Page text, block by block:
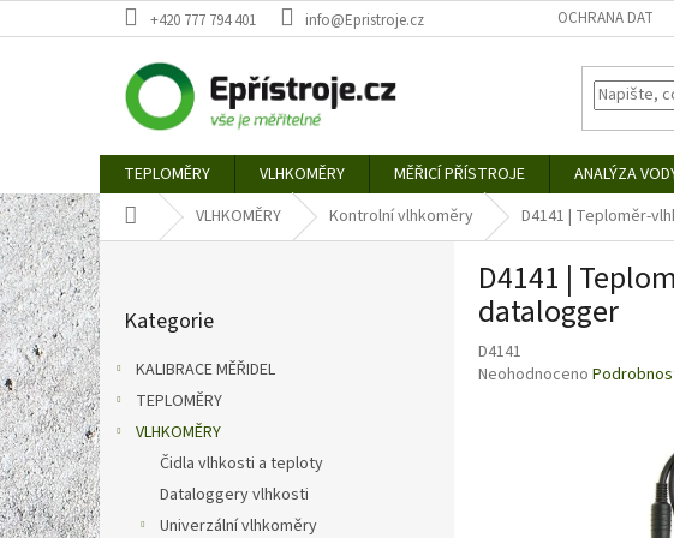
na
+420 777 794 401 info@Epristroje.cz OCHRANA DAT
TEPLOMĚRY VLHKOMĚRY MĚŘICÍ PŘÍSTROJE ANALÝZA
Domů VLHKOMĚRY Kontrolní vlhkoměry D4141 | Teploměr-
P
o
s
t
r
a
n
n
í
p
a
kategorie
Kategorie
KALIBRACE MĚŘIDEL
TEPLOMĚRY
VLHKOMĚRY
Čidla vlhkosti a teploty
Dataloggery vlhkosti
Univerzální vlhkoměry
D4141 |
datalogger
D4141
Průměrné
Neohodnoceno